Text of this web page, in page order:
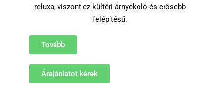
reluxa, viszont ez kültéri árnyékoló és erősebb
felépítésű.
Tovább
Árajánlatot kérek